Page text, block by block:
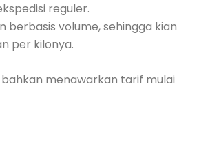
reguler.
volume, sehingga kian
per kilonya.
menawarkan tarif mulai